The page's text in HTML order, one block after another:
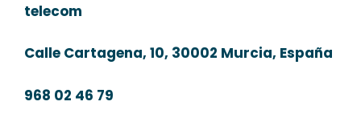
telecom
Calle Cartagena, 10, 30002 Murcia, España
968 02 46 79